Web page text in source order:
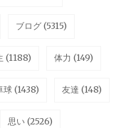
ブログ (5315)
(1188) 体力 (149)
球 (1438) 友達 (148)
思い (2526)